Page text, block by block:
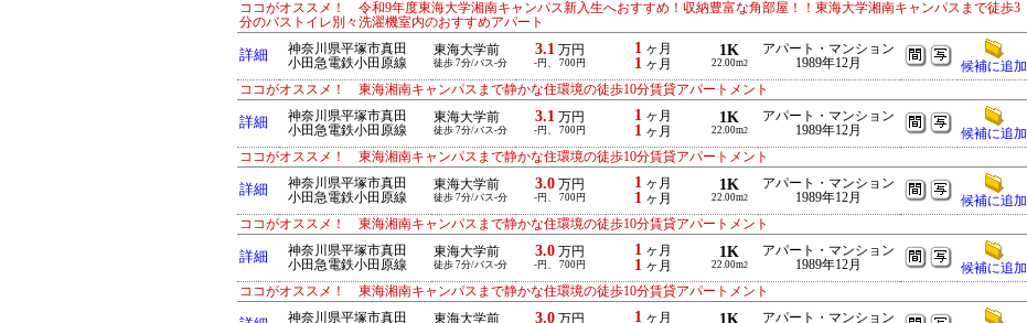
ココがオススメ！ 令和9年度東海大学湘南キャンパス新入生へおすすめ！収納豊富な角部屋！！東海大学湘南キャンパスまで徒歩3
分のバストイレ別々洗濯機室内のおすすめアパート
詳細
神奈川県平塚市真田
小田急電鉄小田原線
東海大学前
徒歩 7分/バス-分
3.1 万円
-円、 700円
1 ヶ月
1 ヶ月
1K
22.00m2
アパート・マンション
1989年12月
候補に追加
ココがオススメ！ 東海湘南キャンパスまで静かな住環境の徒歩10分賃貸アパートメント
詳細
神奈川県平塚市真田
小田急電鉄小田原線
東海大学前
徒歩 7分/バス-分
3.1 万円
-円、 700円
1 ヶ月
1 ヶ月
1K
22.00m2
アパート・マンション
1989年12月
候補に追加
ココがオススメ！ 東海湘南キャンパスまで静かな住環境の徒歩10分賃貸アパートメント
詳細
神奈川県平塚市真田
小田急電鉄小田原線
東海大学前
徒歩 7分/バス-分
3.0 万円
-円、 700円
1 ヶ月
1 ヶ月
1K
22.00m2
アパート・マンション
1989年12月
候補に追加
ココがオススメ！ 東海湘南キャンパスまで静かな住環境の徒歩10分賃貸アパートメント
詳細
神奈川県平塚市真田
小田急電鉄小田原線
東海大学前
徒歩 7分/バス-分
3.0 万円
-円、 700円
1 ヶ月
1 ヶ月
1K
22.00m2
アパート・マンション
1989年12月
候補に追加
ココがオススメ！ 東海湘南キャンパスまで静かな住環境の徒歩10分賃貸アパートメント
神奈川県平塚市真田
東海大学前 3.0 万円 1 ヶ月 1K
アパート・マンション